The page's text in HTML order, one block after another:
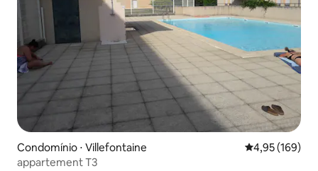
Condomínio ⋅ Villefontaine 4,95 de uma
4,95 (169)
appartement T3